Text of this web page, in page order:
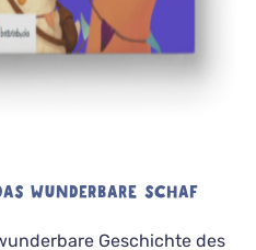
WUNDERBARE SCHAF
Geschichte des